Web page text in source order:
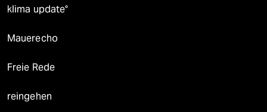
klima update°
Mauerecho
Freie Rede
reingehen